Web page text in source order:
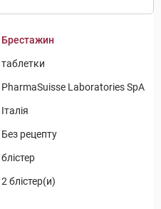
Брестажин
таблетки
PharmaSuisse Laboratories SpA
Італія
Без рецепту
блістер
2 блістер(и)